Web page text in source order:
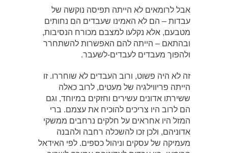
אבל לרומאים לא הייתה תפיסה נוקשה של
עבדות – הם לא האמינו שעבדים הם נחותים
מטבעם, אלא נקלעו למצבם מכורח הנסיבות,
ובהתאם – הייתה להם האפשרות להשתחרר
ולהפוך מעבדים לעבדים-לשעבר.
זה לא היה פשוט, ורוב העבדים לא שוחררו. זו
הייתה פריווילגיה של מעטים, לרוב כאלה
ששירתו אדונים עשירים וחזקים במיוחד, וגם
הם לרוב היו צריכים להוכיח את עצמם. ברי
המזל היו אחראים על חלקים נרחבים ממשקי
אדוניהם, ולכן זכו להשכלה רחבה ולהבנה
מעמיקה של עסקים וניהול כספים. לפי האידאל